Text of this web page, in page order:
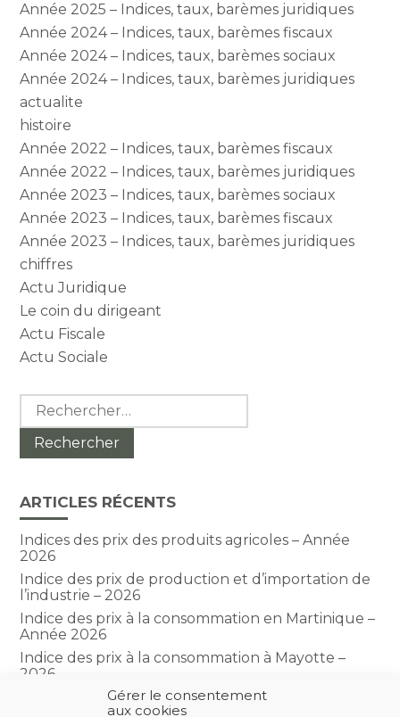
Gérer le consentement
aux cookies
Année 2025 – Indices, taux, barèmes juridiques
Année 2024 – Indices, taux, barèmes fiscaux
Année 2024 – Indices, taux, barèmes sociaux
Année 2024 – Indices, taux, barèmes juridiques
actualite
histoire
Année 2022 – Indices, taux, barèmes fiscaux
Année 2022 – Indices, taux, barèmes juridiques
Année 2023 – Indices, taux, barèmes sociaux
Année 2023 – Indices, taux, barèmes fiscaux
Année 2023 – Indices, taux, barèmes juridiques
chiffres
Actu Juridique
Le coin du dirigeant
Actu Fiscale
Actu Sociale
Rechercher :
ARTICLES RÉCENTS
Indices des prix des produits agricoles – Année
2026
Indice des prix de production et d’importation de
l’industrie – 2026
Indice des prix à la consommation en Martinique –
Année 2026
Indice des prix à la consommation à Mayotte –
2026
Indice du climat des affaires dans le BTP – Année